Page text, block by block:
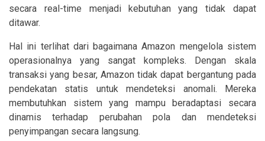
secara real-time menjadi kebutuhan yang tidak dapat
ditawar.
Hal ini terlihat dari bagaimana Amazon mengelola sistem
operasionalnya yang sangat kompleks. Dengan skala
transaksi yang besar, Amazon tidak dapat bergantung pada
pendekatan statis untuk mendeteksi anomali. Mereka
membutuhkan sistem yang mampu beradaptasi secara
dinamis terhadap perubahan pola dan mendeteksi
penyimpangan secara langsung.